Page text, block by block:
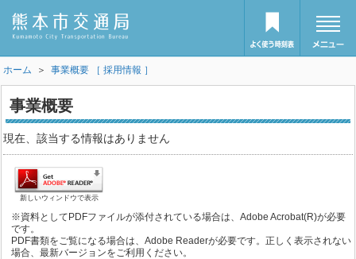
ホーム ＞事業概要 ［ 採用情報 ］
事業概要
現在、該当する情報はありません
新しいウィンドウで表示
※資料としてPDFファイルが添付されている場合は、Adobe Acrobat(R)が必要
です。
PDF書類をご覧になる場合は、Adobe Readerが必要です。正しく表示されない
場合、最新バージョンをご利用ください。